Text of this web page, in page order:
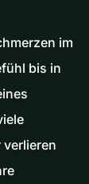
im
bis in
verlieren